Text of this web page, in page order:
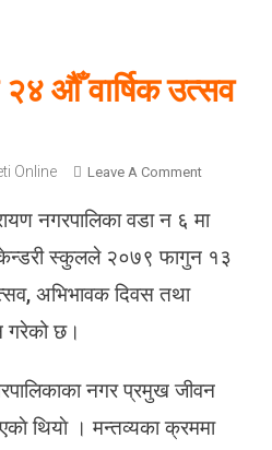
औँ वार्षिक उत्सव
Online Leave A CommentO
क्वा
४
औँ
नगरपालिका वडा न ६ मा
स्कुलले २०७९ फागुन १३
अभिभावक दिवस तथा
गरेको छ।
नगर प्रमुख जीवन
थियाे । मन्तव्यका क्रममा